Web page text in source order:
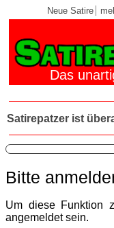
Neue Satire
Das
Satirepatzer ist
Bitte
Um diese Funktion
angemeldet sein.